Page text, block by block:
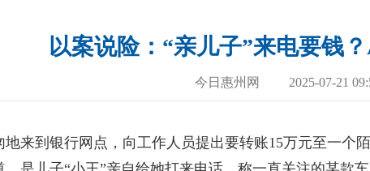
以案说险：“亲儿子”来电要钱
今日惠州网 2025-07-21
到银行网点，向工作人员提出要转账15万元至一个